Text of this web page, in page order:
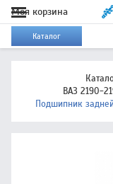
Моя корзина
Каталог
ВАЗ 2190-
Подшипник